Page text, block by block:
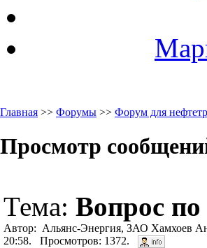
Главная >> Форумы >> Форум для
Просмотр
Тема: Вопрос
Автор: Альянс-Энергия, ЗАО Хамхоев
20:58. Просмотров: 1372.